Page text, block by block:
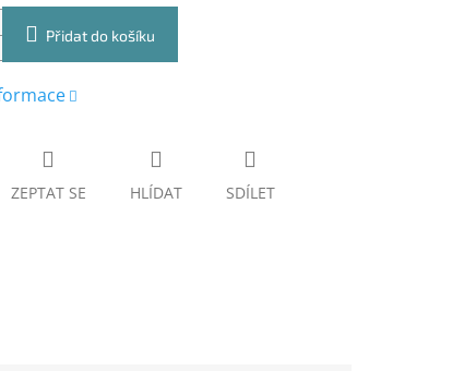
Přidat do košíku
ZEPTAT SE HLÍDAT SDÍLET